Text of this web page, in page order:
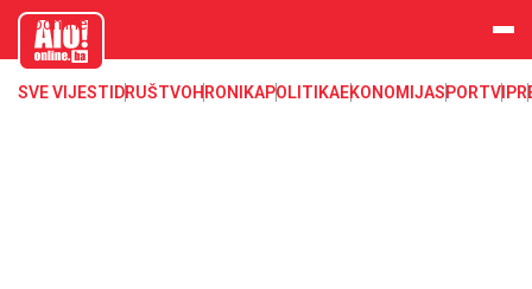
aloonline.b
SVE VIJESTI DRUŠTVOHRONIKAPOLITIKAEKONOMIJASPORTVIP